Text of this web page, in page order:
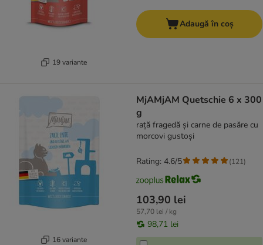
19 variante
Adaugă în coș
16 variante
MjAMjAM Quetschie 6 x 300
g
rață fragedă și carne de pasăre cu
morcovi gustoși
103,90 lei
57,70 lei / kg
98,71 lei
Rating: 4.6/5 (121)